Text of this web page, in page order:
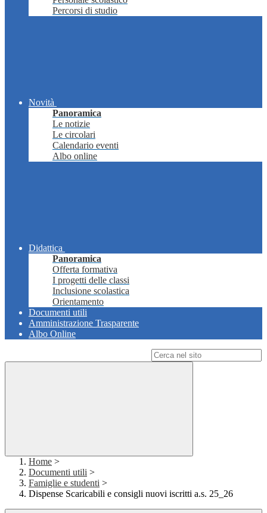
Percorsi di studio
Novità
Panoramica
Le notizie
Le circolari
Calendario eventi
Albo online
Didattica
Panoramica
Offerta formativa
I progetti delle classi
Inclusione scolastica
Orientamento
Documenti utili
Amministrazione Trasparente
Albo Online
Home >
Documenti utili >
Famiglie e studenti >
Dispense Scaricabili e consigli nuovi iscritti a.s. 25_26